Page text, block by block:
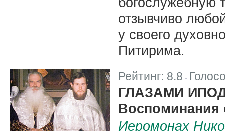
отзывчиво
у своего
Питирима.
Рейтинг: 8.8
ГЛАЗАМИ
Воспоминания
Иеромонах